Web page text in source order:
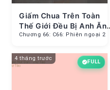
Giấm Chua Trên Toàn
Thế Giới Đều Bị Anh Ăn
Hết Rồi
Chương 66: C66: Phiên ngoại 2
4 tháng trước
FULL